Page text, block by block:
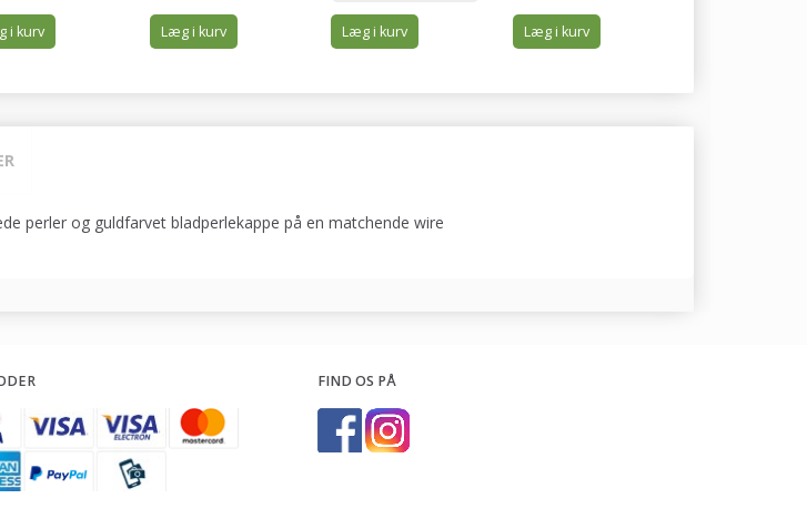
i kurv Læg i kurv Læg i kurv Læg i kurv
perler og guldfarvet bladperlekappe på en matchende wire
FIND OS PÅ